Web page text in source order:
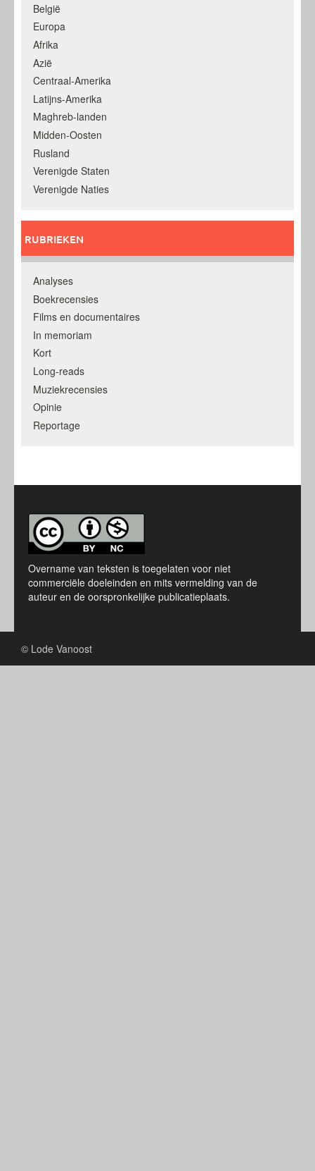
België
Europa
Afrika
Azië
Centraal-Amerika
Latijns-Amerika
Maghreb-landen
Midden-Oosten
Rusland
Verenigde Staten
Verenigde Naties
RUBRIEKEN
Analyses
Boekrecensies
Films en documentaires
In memoriam
Kort
Long-reads
Muziekrecensies
Opinie
Reportage
Overname van teksten is toegelaten voor niet
commerciële doeleinden en mits vermelding van de
auteur en de oorspronkelijke publicatieplaats.
© Lode Vanoost